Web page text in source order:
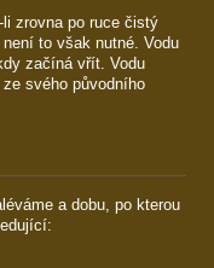
li zrovna po ruce čistý
to však nutné. Vodu
začíná vřít. Vodu
svého původního
a dobu, po kterou